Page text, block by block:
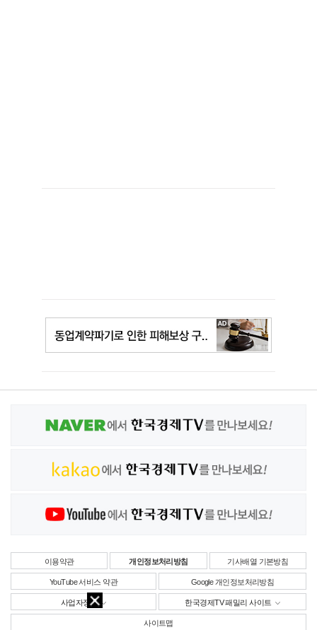
이용약관 개인정보처리방침 기사배열 기본방침
YouTube 서비스 약관 Google 개인정보처리방침
사업자정보 한국경제TV 패밀리 사이트
사이트맵